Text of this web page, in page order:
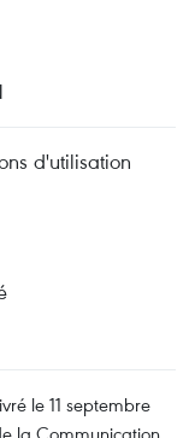
d'utilisation
le 11 septembre